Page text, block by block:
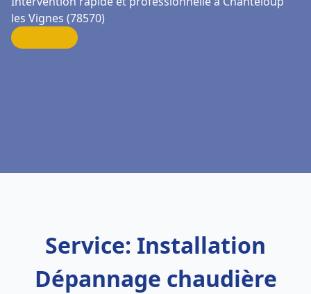
les Vignes (78570)
Service: Installation
Dépannage chaudière